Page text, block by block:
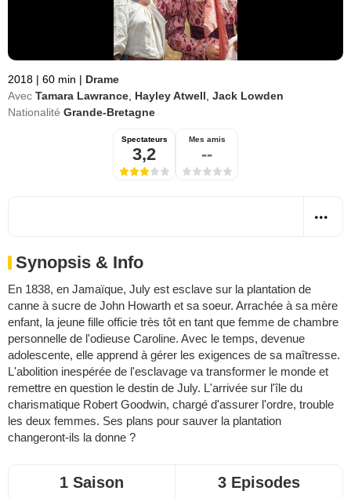
2018 | 60 min | Drame
Avec Tamara Lawrance Hayley Atwell Jack Lowden
Nationalité Grande-Bretagne
Spectateurs
3,2
Mes amis
--
Synopsis & Info
En 1838, en Jamaïque, July est esclave sur la plantation de
canne à sucre de John Howarth et sa soeur. Arrachée à sa mère
enfant, la jeune fille officie très tôt en tant que femme de chambre
personnelle de l'odieuse Caroline. Avec le temps, devenue
adolescente, elle apprend à gérer les exigences de sa maîtresse.
L'abolition inespérée de l'esclavage va transformer le monde et
remettre en question le destin de July. L'arrivée sur l'île du
charismatique Robert Goodwin, chargé d'assurer l'ordre, trouble
les deux femmes. Ses plans pour sauver la plantation
changeront-ils la donne ?
1 Saison 3 Episodes